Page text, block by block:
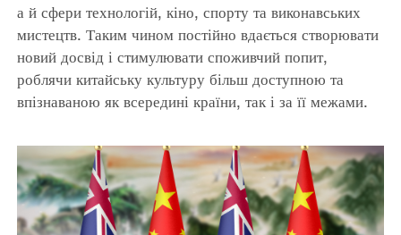
а й сфери технологій, кіно, спорту та виконавських
мистецтв. Таким чином постійно вдається створювати
новий досвід і стимулювати споживчий попит,
роблячи китайську культуру більш доступною та
впізнаваною як всередині країни, так і за її межами.